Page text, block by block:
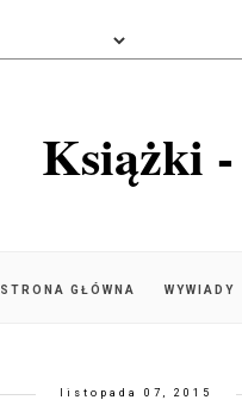
Książki
STRONA GŁÓWNA WYWIADY
listopada 07, 2015